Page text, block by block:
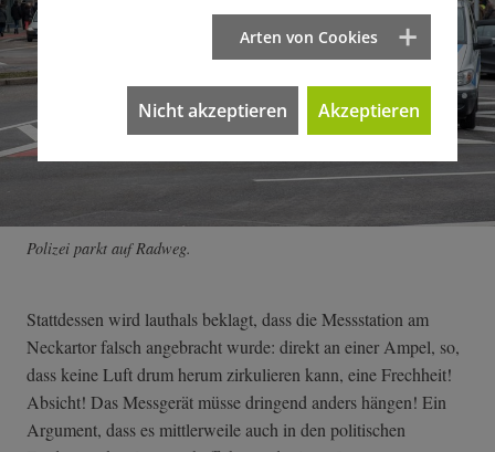
Polizei parkt auf Radweg.
Stattdessen wird lauthals beklagt, dass die Messstation am
Neckartor falsch angebracht wurde: direkt an einer Ampel, so,
dass keine Luft drum herum zirkulieren kann, eine Frechheit!
Absicht! Das Messgerät müsse dringend anders hängen! Ein
Argument, dass es mittlerweile auch in den politischen
Arten von Cookies
Nicht akzeptieren Akzeptieren